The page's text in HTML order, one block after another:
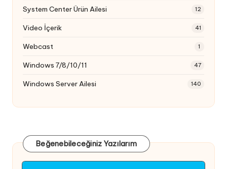
System Center Ürün Ailesi 12
Video İçerik 41
Webcast 1
Windows 7/8/10/11 47
Windows Server Ailesi 140
Beğenebileceğiniz Yazılarım